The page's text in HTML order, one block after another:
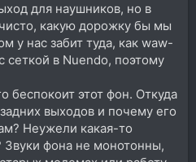
для наушников, но в
какую дорожку бы мы
у нас забит туда, как waw-
сеткой в Nuendo, поэтому
беспокоит этот фон. Откуда
выходов и почему его
Неужели какая-то
фона не монотонны,